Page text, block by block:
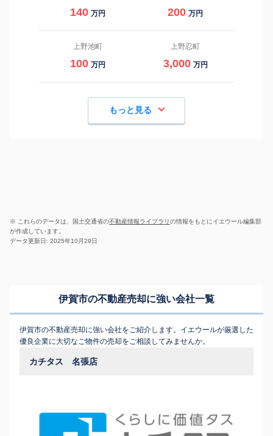
140 万円 200 万円
上野池町
100 万円
上野忍町
3,000 万円
もっと見る
※ これらのデータは、国土交通省の不動産情報ライブラリの情報をもとにイエウール編集部
が作成しています。
データ更新日: 2025年10月29日
伊賀市の不動産売却に強い会社一覧
伊賀市の不動産売却に強い会社をご紹介します。イエウールが厳選した
優良企業に大切なご物件の売却をご相談してみませんか。
カチタス 名張店